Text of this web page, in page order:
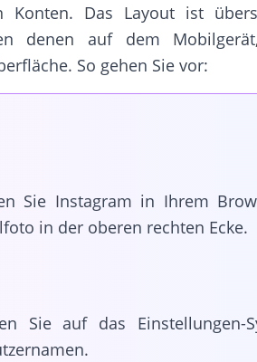
Konten. Das Layout ist
denen auf dem
So gehen Sie vor:
Sie Instagram in Ihrem
in der oberen rechten Ecke.
Sie auf das